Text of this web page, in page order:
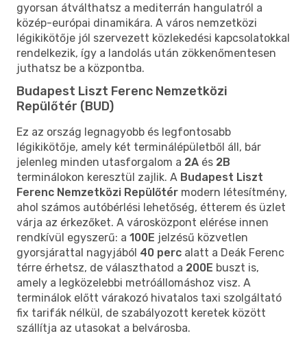
gyorsan átválthatsz a mediterrán hangulatról a
közép-európai dinamikára. A város nemzetközi
légikikötője jól szervezett közlekedési kapcsolatokkal
rendelkezik, így a landolás után zökkenőmentesen
juthatsz be a központba.
Budapest Liszt Ferenc Nemzetközi
Repülőtér (BUD)
Ez az ország legnagyobb és legfontosabb
légikikötője, amely két terminálépületből áll, bár
jelenleg minden utasforgalom a 2A és 2B
terminálokon keresztül zajlik. A Budapest Liszt
Ferenc Nemzetközi Repülőtér modern létesítmény,
ahol számos autóbérlési lehetőség, étterem és üzlet
várja az érkezőket. A városközpont elérése innen
rendkívül egyszerű: a 100E jelzésű közvetlen
gyorsjárattal nagyjából 40 perc alatt a Deák Ferenc
térre érhetsz, de választhatod a 200E buszt is,
amely a legközelebbi metróállomáshoz visz. A
terminálok előtt várakozó hivatalos taxi szolgáltató
fix tarifák nélkül, de szabályozott keretek között
szállítja az utasokat a belvárosba.